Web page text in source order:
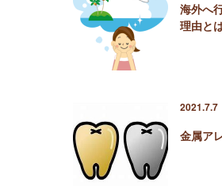
海外へ
理由と
2021.7.7
金属ア